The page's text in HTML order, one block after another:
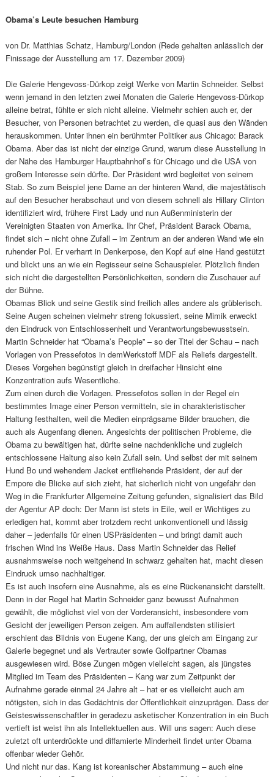
Obama’s Leute besuchen Hamburg
von Dr. Matthias Schatz, Hamburg/London (Rede gehalten anlässlich der
Finissage der Ausstellung am 17. Dezember 2009)
Die Galerie Hengevoss-Dürkop zeigt Werke von Martin Schneider. Selbst
wenn jemand in den letzten zwei Monaten die Galerie Hengevoss-Dürkop
alleine betrat, fühlte er sich nicht alleine. Vielmehr schien auch er, der
Besucher, von Personen betrachtet zu werden, die quasi aus den Wänden
herauskommen. Unter ihnen ein berühmter Politiker aus Chicago: Barack
Obama. Aber das ist nicht der einzige Grund, warum diese Ausstellung in
der Nähe des Hamburger Hauptbahnhof’s für Chicago und die USA von
großem Interesse sein dürfte. Der Präsident wird begleitet von seinem
Stab. So zum Beispiel jene Dame an der hinteren Wand, die majestätisch
auf den Besucher herabschaut und von diesem schnell als Hillary Clinton
identifiziert wird, frühere First Lady und nun Außenministerin der
Vereinigten Staaten von Amerika. Ihr Chef, Präsident Barack Obama,
findet sich – nicht ohne Zufall – im Zentrum an der anderen Wand wie ein
ruhender Pol. Er verharrt in Denkerpose, den Kopf auf eine Hand gestützt
und blickt uns an wie ein Regisseur seine Schauspieler. Plötzlich finden
sich nicht die dargestellten Persönlichkeiten, sondern die Zuschauer auf
der Bühne.
Obamas Blick und seine Gestik sind freilich alles andere als grüblerisch.
Seine Augen scheinen vielmehr streng fokussiert, seine Mimik erweckt
den Eindruck von Entschlossenheit und Verantwortungsbewusstsein.
Martin Schneider hat “Obama’s People” – so der Titel der Schau – nach
Vorlagen von Pressefotos in demWerkstoff MDF als Reliefs dargestellt.
Dieses Vorgehen begünstigt gleich in dreifacher Hinsicht eine
Konzentration aufs Wesentliche.
Zum einen durch die Vorlagen. Pressefotos sollen in der Regel ein
bestimmtes Image einer Person vermitteln, sie in charakteristischer
Haltung festhalten, weil die Medien einprägsame Bilder brauchen, die
auch als Augenfang dienen. Angesichts der politischen Probleme, die
Obama zu bewältigen hat, dürfte seine nachdenkliche und zugleich
entschlossene Haltung also kein Zufall sein. Und selbst der mit seinem
Hund Bo und wehendem Jacket entfliehende Präsident, der auf der
Empore die Blicke auf sich zieht, hat sicherlich nicht von ungefähr den
Weg in die Frankfurter Allgemeine Zeitung gefunden, signalisiert das Bild
der Agentur AP doch: Der Mann ist stets in Eile, weil er Wichtiges zu
erledigen hat, kommt aber trotzdem recht unkonventionell und lässig
daher – jedenfalls für einen USPräsidenten – und bringt damit auch
frischen Wind ins Weiße Haus. Dass Martin Schneider das Relief
ausnahmsweise noch weitgehend in schwarz gehalten hat, macht diesen
Eindruck umso nachhaltiger.
Es ist auch insofern eine Ausnahme, als es eine Rückenansicht darstellt.
Denn in der Regel hat Martin Schneider ganz bewusst Aufnahmen
gewählt, die möglichst viel von der Vorderansicht, insbesondere vom
Gesicht der jeweiligen Person zeigen. Am auffallendsten stilisiert
erschient das Bildnis von Eugene Kang, der uns gleich am Eingang zur
Galerie begegnet und als Vertrauter sowie Golfpartner Obamas
ausgewiesen wird. Böse Zungen mögen vielleicht sagen, als jüngstes
Mitglied im Team des Präsidenten – Kang war zum Zeitpunkt der
Aufnahme gerade einmal 24 Jahre alt – hat er es vielleicht auch am
nötigsten, sich in das Gedächtnis der Öffentlichkeit einzuprägen. Dass der
Geisteswissenschaftler in geradezu asketischer Konzentration in ein Buch
vertieft ist weist ihn als Intellektuellen aus. Will uns sagen: Auch diese
zuletzt oft unterdrückte und diffamierte Minderheit findet unter Obama
offenbar wieder Gehör.
Und nicht nur das. Kang ist koreanischer Abstammung – auch eine